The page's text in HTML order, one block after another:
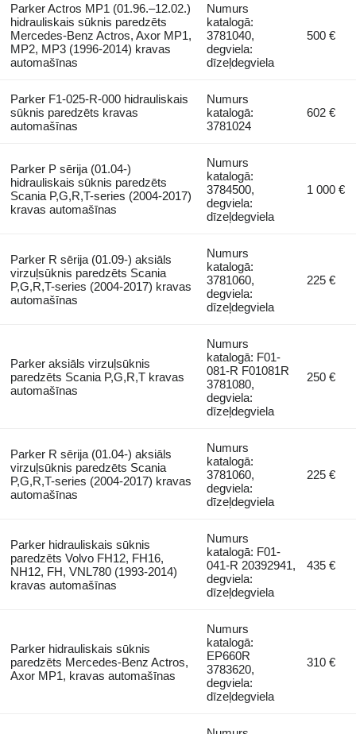
Parker Actros MP1 (01.96.–12.02.)
hidrauliskais sūknis paredzēts
Mercedes-Benz Actros, Axor MP1,
MP2, MP3 (1996-2014) kravas
automašīnas
Numurs
katalogā:
3781040,
degviela:
dīzeļdegviela
500 €
Parker F1-025-R-000 hidrauliskais
sūknis paredzēts kravas
automašīnas
Numurs
katalogā:
3781024
602 €
Parker P sērija (01.04-)
hidrauliskais sūknis paredzēts
Scania P,G,R,T-series (2004-2017)
kravas automašīnas
Numurs
katalogā:
3784500,
degviela:
dīzeļdegviela
1 000 €
Parker R sērija (01.09-) aksiāls
virzuļsūknis paredzēts Scania
P,G,R,T-series (2004-2017) kravas
automašīnas
Numurs
katalogā:
3781060,
degviela:
dīzeļdegviela
225 €
Parker aksiāls virzuļsūknis
paredzēts Scania P,G,R,T kravas
automašīnas
Numurs
katalogā: F01-
081-R F01081R
3781080,
degviela:
dīzeļdegviela
250 €
Parker R sērija (01.04-) aksiāls
virzuļsūknis paredzēts Scania
P,G,R,T-series (2004-2017) kravas
automašīnas
Numurs
katalogā:
3781060,
degviela:
dīzeļdegviela
225 €
Parker hidrauliskais sūknis
paredzēts Volvo FH12, FH16,
NH12, FH, VNL780 (1993-2014)
kravas automašīnas
Numurs
katalogā: F01-
041-R 20392941,
degviela:
dīzeļdegviela
435 €
Parker hidrauliskais sūknis
paredzēts Mercedes-Benz Actros,
Axor MP1, kravas automašīnas
Numurs
katalogā:
EP660R
3783620,
degviela:
dīzeļdegviela
310 €